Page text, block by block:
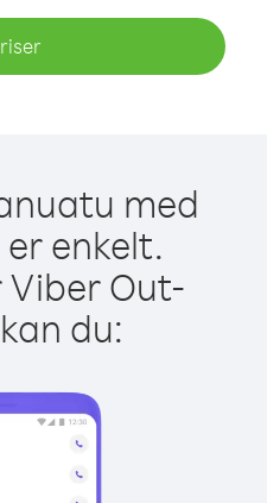
med
enkelt.
Out-
du: